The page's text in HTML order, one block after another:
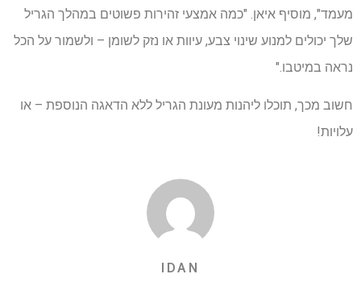
מעמד", מוסיף איאן. "כמה אמצעי זהירות פשוטים במהלך הגריל
שלך יכולים למנוע שינוי צבע, עיוות או נזק לשומן – ולשמור על הכל
נראה במיטבו."
חשוב מכך, תוכלו ליהנות מעונת הגריל ללא הדאגה הנוספת – או
עלויות!
IDAN